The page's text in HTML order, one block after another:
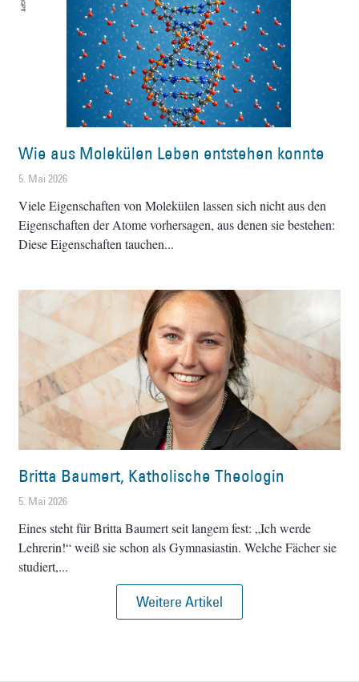
Wie aus Molekülen Leben entstehen konnte
5. Mai 2026
Viele Eigenschaften von Molekülen lassen sich nicht aus den
Eigenschaften der Atome vorhersagen, aus denen sie bestehen:
Diese Eigenschaften tauchen
Britta Baumert, Katholische Theologin
5. Mai 2026
Eines steht für Britta Baumert seit langem fest: „Ich werde
Lehrerin!“ weiß sie schon als Gymnasiastin. Welche Fächer sie
studiert,
Weitere Artikel